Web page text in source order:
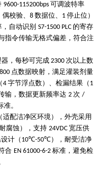
9600-115200bps 可调波特率
偶校验、 8 数据位、 1 停止位）
自动识别 S7-1500 PLC 的寄存
指令传输无格式偏差，符合注
，每秒可完成 2300 次以上数
点数据映射，满足灌装剂量
4 字节浮点数）、检漏结果（ 1
输，数据更新频率达 2 次 /
准。
适配洁净区环境），外壳采用
腐蚀），支持 24VDC 宽压供
计（ 10℃-50℃），耐受洁净
合 EN 61000-6-2 标准，避免检